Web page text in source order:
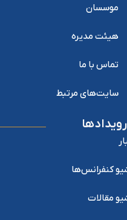
موسسان
هیئت مدیره
تماس با ما
سایت‌های مرتبط
رویدادها
کنفرانس‌ها
مقالات